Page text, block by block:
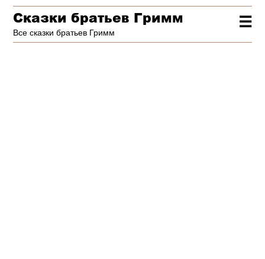
☰
Сказки братьев Гримм
Все сказки братьев Гримм